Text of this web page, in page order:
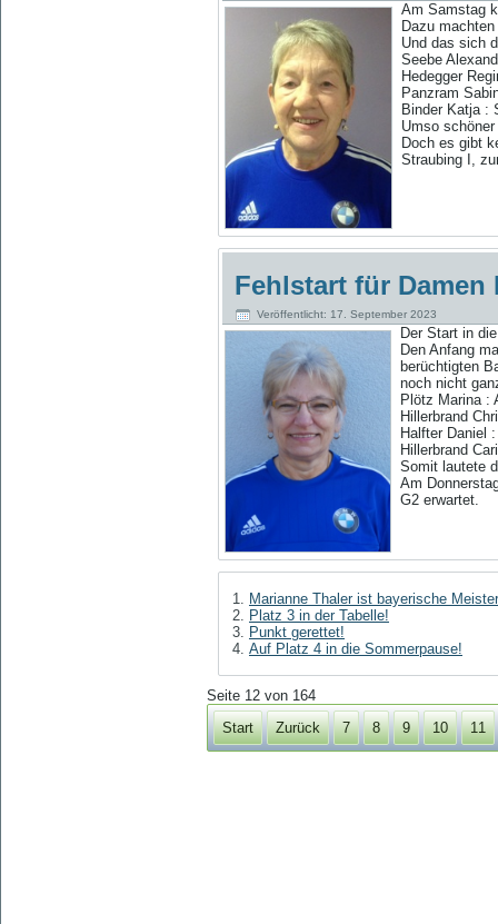
Am Samstag
Dazu
Und das sich
Seebe
Hedegger
Panzram
Binder Katja :
Umso
Doch es gibt
Straubing I,
Fehlstart für Damen
Veröffentlicht: 17. September 2023
Der Start in
Den Anfang
berüchtigten
noch nicht
Plötz Marina :
Hillerbrand
Halfter Daniel
Hillerbrand
Somit lautete
Am
G2 erwartet.
Marianne Thaler ist bayerische
Platz 3 in der Tabelle!
Punkt gerettet!
Auf Platz 4 in die Sommerpause!
Seite 12 von 164
Start
Zurück 7 8 9 10 11